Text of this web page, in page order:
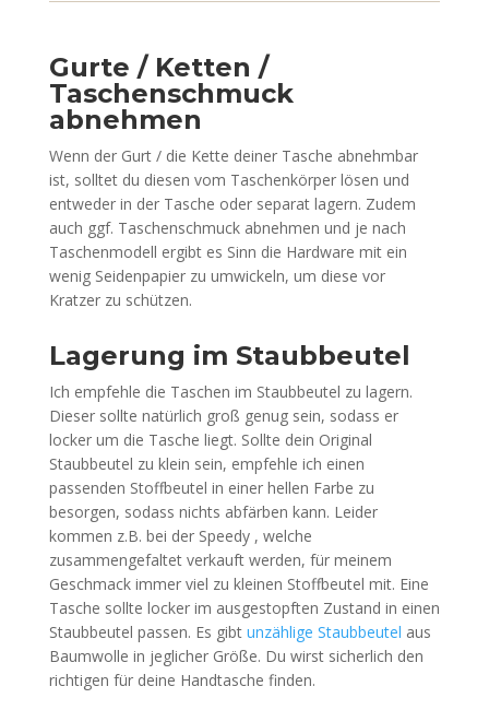
Gurte / Ketten /
Taschenschmuck
abnehmen
Wenn der Gurt / die Kette deiner Tasche abnehmbar
ist, solltet du diesen vom Taschenkörper lösen und
entweder in der Tasche oder separat lagern. Zudem
auch ggf. Taschenschmuck abnehmen und je nach
Taschenmodell ergibt es Sinn die Hardware mit ein
wenig Seidenpapier zu umwickeln, um diese vor
Kratzer zu schützen.
Lagerung im Staubbeutel
Ich empfehle die Taschen im Staubbeutel zu lagern.
Dieser sollte natürlich groß genug sein, sodass er
locker um die Tasche liegt. Sollte dein Original
Staubbeutel zu klein sein, empfehle ich einen
passenden Stoffbeutel in einer hellen Farbe zu
besorgen, sodass nichts abfärben kann. Leider
kommen z.B. bei der Speedy , welche
zusammengefaltet verkauft werden, für meinem
Geschmack immer viel zu kleinen Stoffbeutel mit. Eine
Tasche sollte locker im ausgestopften Zustand in einen
Staubbeutel passen. Es gibt unzählige Staubbeutel aus
Baumwolle in jeglicher Größe. Du wirst sicherlich den
richtigen für deine Handtasche finden.